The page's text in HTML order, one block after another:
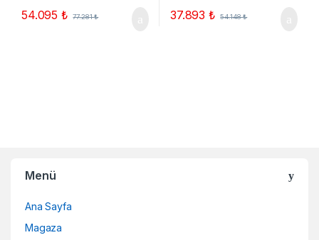
54.095₺ 77.281₺ 37.893₺ 54.148₺
Menü
Ana Sayfa
Magaza